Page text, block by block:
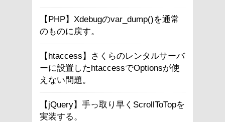
【PHP】Xdebugのvar_dump()を通常
のものに戻す。
【htaccess】さくらのレンタルサーバ
ーに設置したhtaccessでOptionsが使
えない問題。
【jQuery】手っ取り早くScrollToTopを
実装する。